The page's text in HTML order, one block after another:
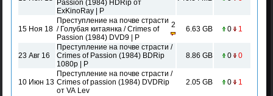
Passion (1984) HDRip от
ExKinoRay | P
15 Ноя 18
Преступление на почве страсти
/ Голубая китаянка / Crimes of
Passion (1984) DVD9 | P
2 6.63 GB 0 1
23 Авг 16
Преступление на почве страсти /
Crimes of Passion (1984) BDRip
1080p | Р
8.86 GB 0 0
10 Июн 13
Преступление на почве страсти /
Crimes of passion (1984) DVDRip
от VA Lev
2.05 GB 0 1